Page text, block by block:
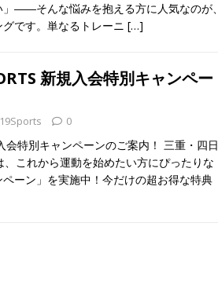
」――そんな悩みを抱える方に人気なのが、
です。単なるトレーニ […]
新規入会特別キャンペー
0
会特別キャンペーンのご案内！ 三重・四日
、これから運動を始めたい方にぴったりな
ペーン」を実施中！今だけの超お得な特典